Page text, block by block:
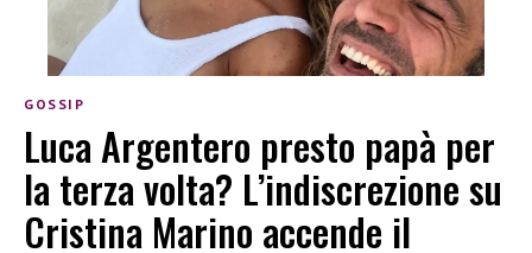
GOSSIP
Luca Argentero presto papà per
la terza volta? L’indiscrezione su
Cristina Marino accende il